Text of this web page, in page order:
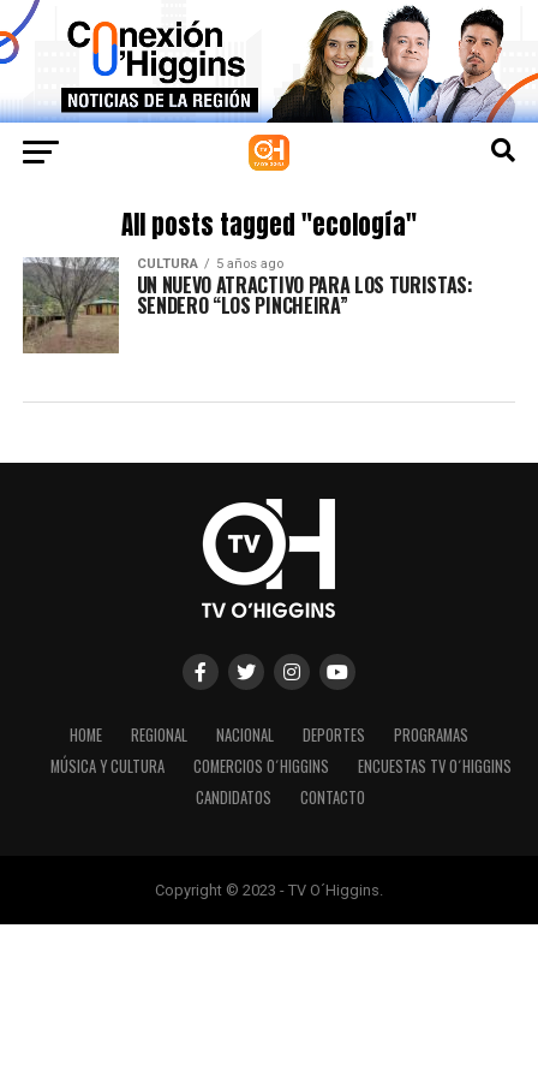
All posts tagged "ecología"
CULTURA 5 años ago
UN NUEVO ATRACTIVO PARA LOS TURISTAS:
SENDERO “LOS PINCHEIRA”
HOME REGIONAL NACIONAL DEPORTES
PROGRAMAS
MÚSICA Y CULTURA
COMERCIOS O´HIGGINS
ENCUESTAS TV O´HIGGINS
CANDIDATOS
CONTACTO
Copyright © 2023 - TV O´Higgins.